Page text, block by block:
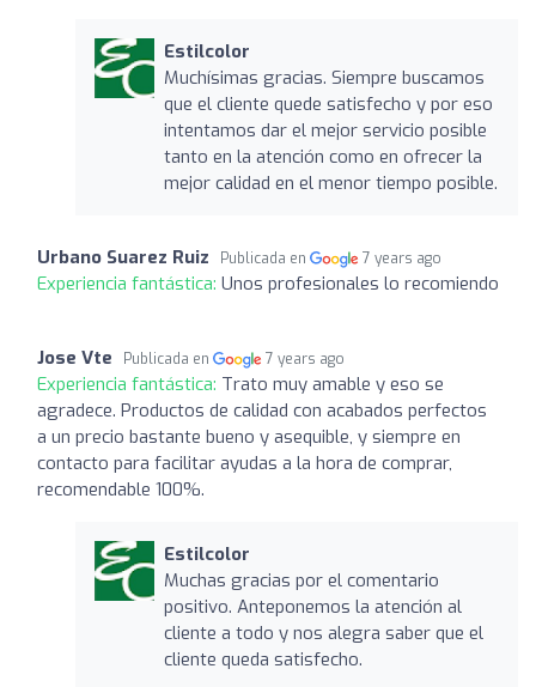
Estilcolor
Muchísimas gracias. Siempre buscamos
que el cliente quede satisfecho y por eso
intentamos dar el mejor servicio posible
tanto en la atención como en ofrecer la
mejor calidad en el menor tiempo posible.
Urbano Suarez Ruiz Publicada en 7 years ago
Experiencia fantástica: Unos profesionales lo recomiendo
Jose Vte Publicada en 7 years ago
Experiencia fantástica: Trato muy amable y eso se
agradece. Productos de calidad con acabados perfectos
a un precio bastante bueno y asequible, y siempre en
contacto para facilitar ayudas a la hora de comprar,
recomendable 100%.
Estilcolor
Muchas gracias por el comentario
positivo. Anteponemos la atención al
cliente a todo y nos alegra saber que el
cliente queda satisfecho.